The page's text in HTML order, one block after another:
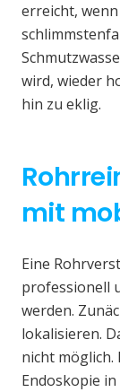
erreicht,
wird, wieder
hin zu eklig.
mit
Eine
professionell
werden.
lokalisieren.
nicht
Endoskopie